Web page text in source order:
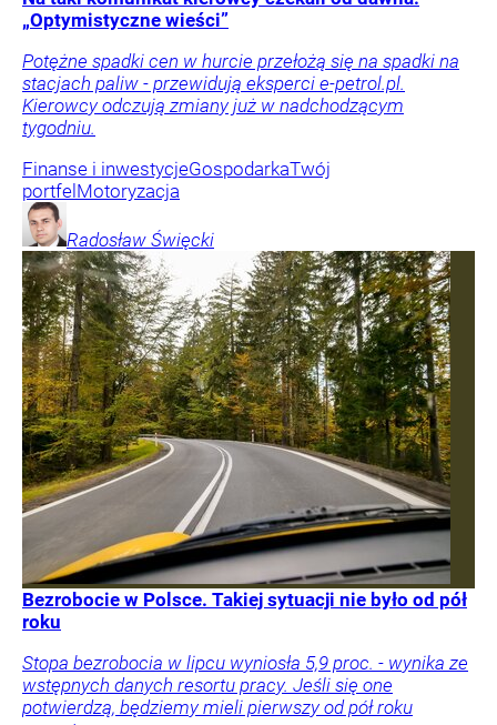
„Optymistyczne wieści”
Potężne spadki cen w hurcie przełożą się na spadki na
stacjach paliw - przewidują eksperci e-petrol.pl.
Kierowcy odczują zmiany już w nadchodzącym
tygodniu.
Finanse i inwestycjeGospodarkaTwój
portfelMotoryzacja
Radosław Święcki
Bezrobocie w Polsce. Takiej sytuacji nie było od pół
roku
Stopa bezrobocia w lipcu wyniosła 5,9 proc. - wynika ze
wstępnych danych resortu pracy. Jeśli się one
potwierdzą, będziemy mieli pierwszy od pół roku